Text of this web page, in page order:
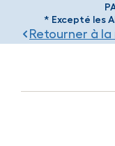
* Excepté les
Retourner à